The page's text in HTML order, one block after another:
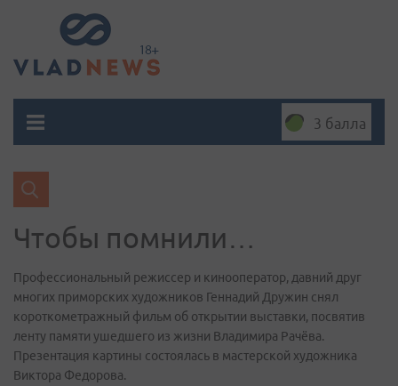
3 балла
Чтобы помнили…
Профессиональный режиссер и кинооператор, давний друг
многих приморских художников Геннадий Дружин снял
короткометражный фильм об открытии выставки, посвятив
ленту памяти ушедшего из жизни Владимира Рачёва.
Презентация картины состоялась в мастерской художника
Виктора Федорова.